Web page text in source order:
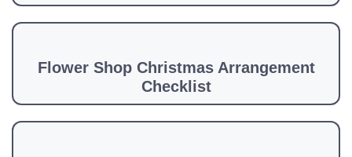
Flower Shop Christmas Arrangement
Checklist